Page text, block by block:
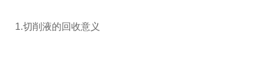
1.切削液的回收意义